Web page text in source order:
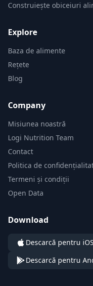
Construiește obiceiuri
Explore
Baza de alimente
Rețete
Blog
Company
Misiunea noastră
Logi Nutrition Team
Contact
Politica de
Termeni și condiții
Open Data
Download
Descarcă pentru iOS
Descarcă pentru